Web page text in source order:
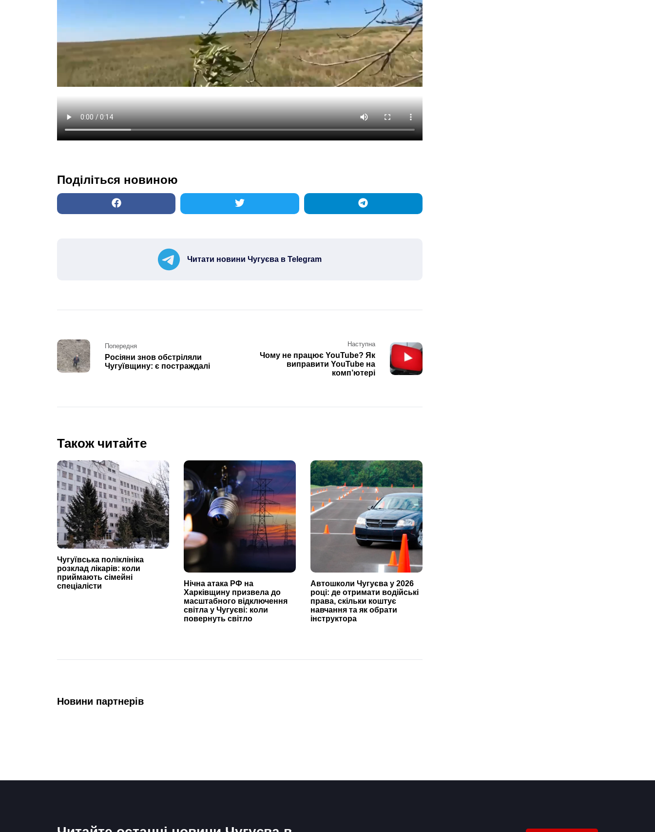
Поділіться новиною
Читати новини Чугуєва в Telegram
Post
navigation
Попередня
Росіяни знов обстріляли
Чугуївщину: є постраждалі
Наступна
Чому не працює YouTube? Як
виправити YouTube на
комп’ютері
Також читайте
Чугуївська поліклініка
розклад лікарів: коли
приймають сімейні
спеціалісти
Нічна атака РФ на
Харківщину призвела до
масштабного відключення
світла у Чугуєві: коли
повернуть світло
Автошколи Чугуєва у 2026
році: де отримати водійські
права, скільки коштує
навчання та як обрати
інструктора
Новини партнерів